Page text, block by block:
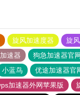
旋风加速度器
旋
速器
狗急加速器官
小蓝鸟 优途加速器官
加速器外网苹果版